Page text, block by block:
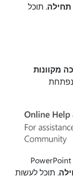
תחילה. תוכל
מקוונות
והקש על כותרת זו. העזרה עבור Office נפתחת
באפשרותך למצוא עזרה עבור Word, Excel ו- PowerPoint
. תוכל לעשות